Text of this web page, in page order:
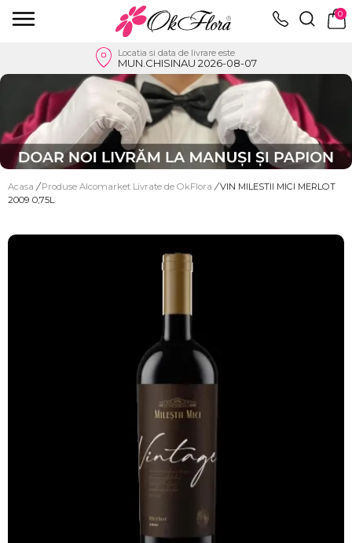
0
Locatia si data de livrare este
MUN.CHISINAU 2026-08-07
Acasa / Produse Alcomarket Livrate de OkFlora / VIN MILESTII MICI MERLOT
2009 0,75L